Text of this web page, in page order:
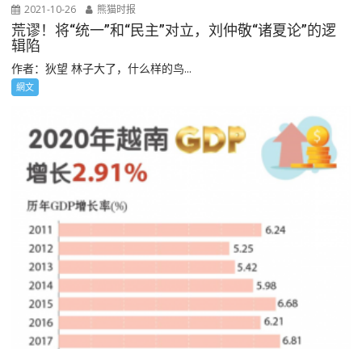
2021-10-26 熊猫时报
荒谬！将“统一”和“民主”对立，刘仲敬“诸夏论”的逻
辑陷
作者：狄望 林子大了，什么样的鸟...
網文